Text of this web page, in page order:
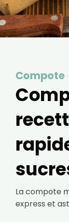
Compote
La compote
express et
ainsi
que
ces
Votre adresse
pour vous
désinscrire
dans la
prenez